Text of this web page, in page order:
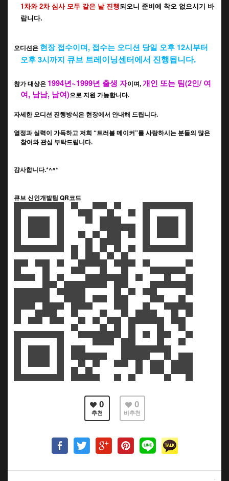
1차와2차 심사 모두 같은 날 진행되오니 준비에 착오 없으시기 바
랍니다.
오디션은 현장 접수이며, 접수는 오디션 당일 오후 12시부터
오후3시까지 큐브 트레이닝센터에서 진행됩니다.
참가 대상은 1994년~1999년 출생 자이며,개인 또는 팀(2인/여
여, 남남, 남여)으로 지원 가능합니다.
자세한 오디션 진행방식은 현장에서 안내해 드립니다.
열정과 실력이 가득하고 저희 “트러블 메이커”를 사랑하시는 분들의 많은
참여와 관심 부탁드립니다.
감사합니다.*^^*
큐브 신인개발팀 QR코드
0
추천
0
비추천